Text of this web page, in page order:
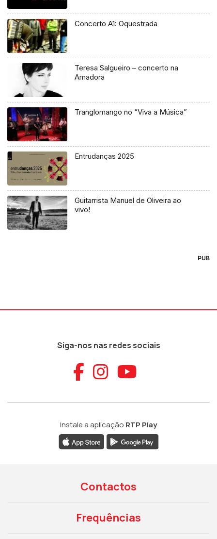
Concerto A1: Oquestrada
Teresa Salgueiro – concerto na
Amadora
Tranglomango no “Viva a Música”
Entrudanças 2025
Guitarrista Manuel de Oliveira ao
vivo!
PUB
Siga-nos nas redes sociais
Aceder ao
Aceder ao
Aceder
Instale a aplicação RTP Play
Contactos
Frequências